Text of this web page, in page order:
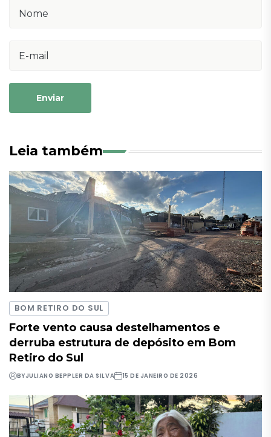
Enviar
Leia também
BOM RETIRO DO SUL
Forte vento causa destelhamentos e
derruba estrutura de depósito em Bom
Retiro do Sul
BYJULIANO BEPPLER DA SILVA 15 DE JANEIRO DE 2026